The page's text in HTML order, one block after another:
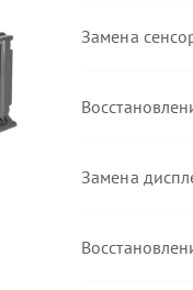
Замена
Замена